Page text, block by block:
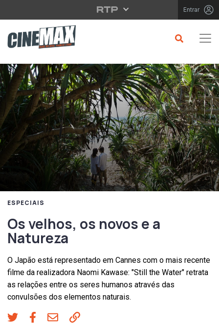
Saltar para o conteúdo principal Entrar
ESPECIAIS
Os velhos, os novos e a
Natureza
O Japão está representado em Cannes com o mais recente
filme da realizadora Naomi Kawase: "Still the Water" retrata
as relações entre os seres humanos através das
convulsões dos elementos naturais.